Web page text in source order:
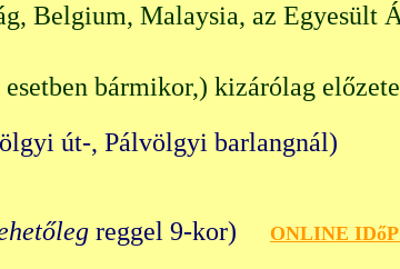
Belgium, Malaysia, az Egyesült
bármikor,) kizárólag
út-, Pálvölgyi
reggel 9-kor) ONLINE